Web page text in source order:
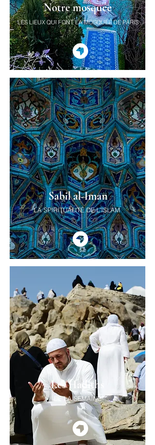
Notre mosquée
LES LIEUX QUI FONT LA MOSQUÉE DE PARIS
Sabil al-Iman
LA SPIRITUALITÉ DE L'ISLAM
Les Hadiths
DE LA SEMAINE